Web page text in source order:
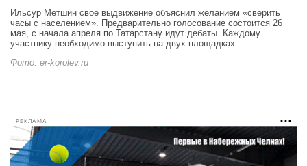
Ильсур Метшин свое выдвижение объяснил желанием «сверить
часы с населением». Предварительно голосование состоится 26
мая, с начала апреля по Татарстану идут дебаты. Каждому
участнику необходимо выступить на двух площадках.
Фото: er-korolev.ru
РЕКЛАМА